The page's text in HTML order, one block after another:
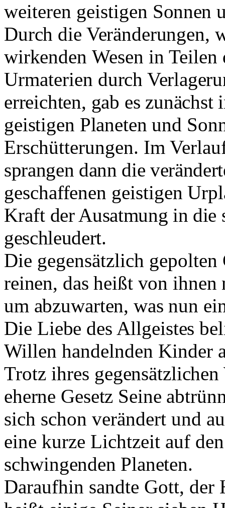
weiteren geistigen Sonnen
Durch die Veränderungen,
wirkenden Wesen in Teilen
Urmaterien durch
erreichten, gab es zunächst
geistigen Planeten und
Erschütterungen. Im
sprangen dann die
geschaffenen geistigen
Kraft der Ausatmung in die
geschleudert.
Die gegensätzlich
reinen, das heißt von ihnen
um abzuwarten, was nun
Die Liebe des Allgeistes
Willen handelnden Kinder
Trotz ihres
eherne Gesetz Seine
sich schon verändert und
eine kurze Lichtzeit auf
schwingenden Planeten.
Daraufhin sandte Gott, der